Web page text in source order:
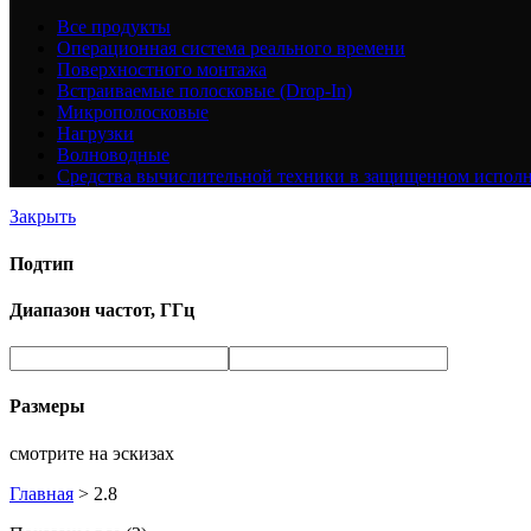
Все продукты
Операционная система реального времени
Поверхностного монтажа
Встраиваемые полосковые (Drop-In)
Микрополосковые
Нагрузки
Волноводные
Средства вычислительной техники в защищенном
Закрыть
Подтип
Диапазон частот, ГГц
Размеры
смотрите на эскизах
Главная > 2.8